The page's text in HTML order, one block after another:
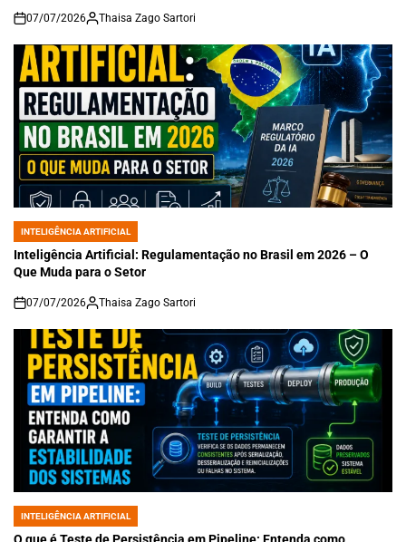
on
07/07/2026 Thaisa Zago Sartori
POSTED
IN
INTELIGÊNCIA ARTIFICIAL
Inteligência Artificial: Regulamentação no Brasil em 2026 – O
Que Muda para o Setor
on
07/07/2026 Thaisa Zago Sartori
POSTED
IN
INTELIGÊNCIA ARTIFICIAL